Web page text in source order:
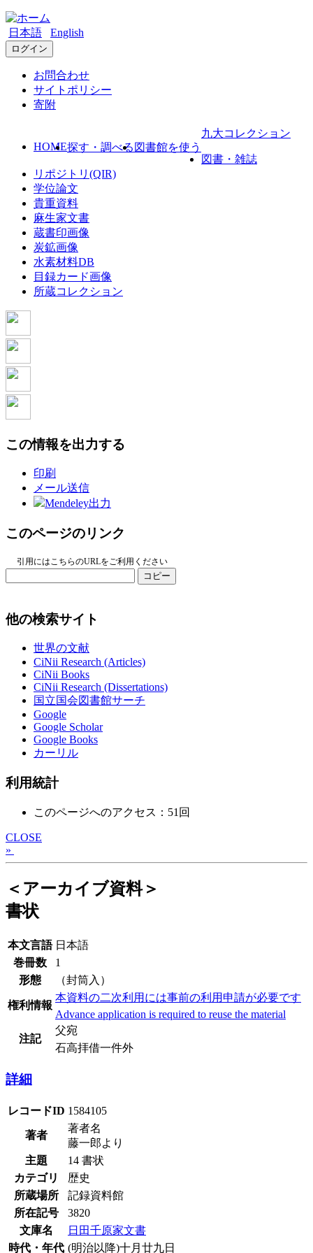
日本語 English
ログイン
お問合わせ
サイトポリシー
寄附
HOME探す・調べる 図書館を使う
九大コレクション
図書・雑誌
リポジトリ(QIR)
学位論文
貴重資料
麻生家文書
蔵書印画像
炭鉱画像
水素材料DB
目録カード画像
所蔵コレクション
この情報を出力する
印刷
メール送信
Mendeley出力
このページのリンク
引用にはこちらのURLをご利用ください
コピー
他の検索サイト
世界の文献
CiNii Research (Articles)
CiNii Books
CiNii Research (Dissertations)
国立国会図書館サーチ
Google
Google Scholar
Google Books
カーリル
利用統計
このページへのアクセス：51回
CLOSE
»
＜アーカイブ資料＞
書状
本文言語 日本語
巻冊数
1
形態
（封筒入）
権利情報
本資料の二次利用には事前の利用申請が必要です
Advance application is required to reuse the material
注記
父宛
石高拝借一件外
詳細
レコードID 1584105
著者
著者名
藤一郎より
主題
14 書状
カテゴリ
歴史
所蔵場所
記録資料館
所在記号
3820
文庫名
日田千原家文書
時代・年代 (明治以降)十月廿九日